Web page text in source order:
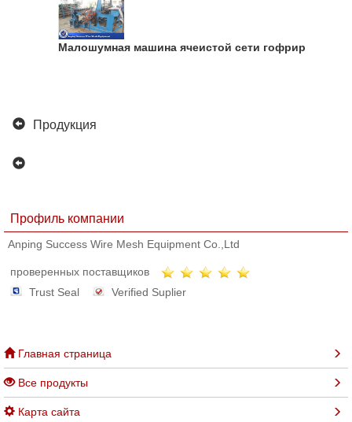
Малошумная машина ячеистой сети гофрируя для
Продукция
Профиль компании
Anping Success Wire Mesh Equipment Co.,Ltd
проверенных поставщиков
Trust Seal
Verified Suplier
Главная страница
Все продукты
Карта сайта